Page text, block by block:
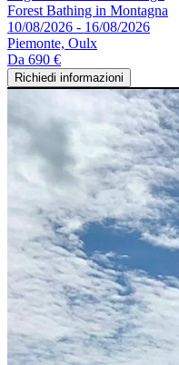
Forest Bathing in Montagna
10/08/2026 - 16/08/2026
Piemonte, Oulx
Da 690 €
Richiedi informazioni